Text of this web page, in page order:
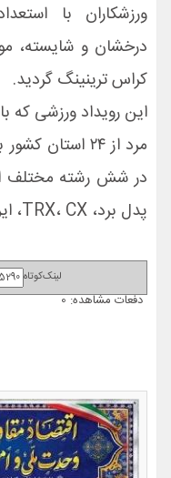
ورزشکاران با
درخشان و شایسته،
کراس ترینینگ گردید.
مرد از ۲۴
در شش رشته مختلف
پدل برد، TRX، CX، ایروبیک و ورزش در آب بود .
لینک‌کوتاه
دفعات مشاهده: 0